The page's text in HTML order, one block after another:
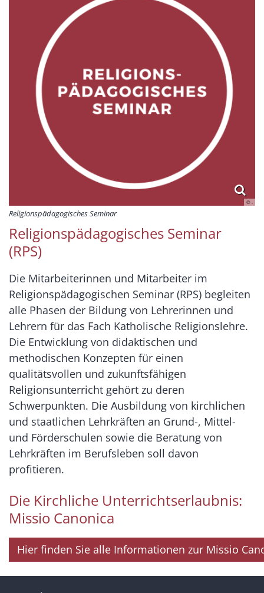
© .
Religionspädagogisches Seminar
Religionspädagogisches Seminar
(RPS)
Die Mitarbeiterinnen und Mitarbeiter im
Religionspädagogischen Seminar (RPS) begleiten
alle Phasen der Bildung von Lehrerinnen und
Lehrern für das Fach Katholische Religionslehre.
Die Entwicklung von didaktischen und
methodischen Konzepten für einen
qualitätsvollen und zukunftsfähigen
Religionsunterricht gehört zu deren
Schwerpunkten. Die Ausbildung von kirchlichen
und staatlichen Lehrkräften an Grund-, Mittel-
und Förderschulen sowie die Beratung von
Lehrkräften im Berufsleben soll davon
profitieren.
Die Kirchliche Unterrichtserlaubnis:
Missio Canonica
Hier finden Sie alle Informationen zur Missio